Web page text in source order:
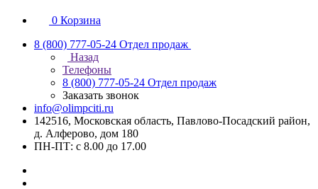
0 Корзина
8 (800) 777-05-24 Отдел продаж
Назад
Телефоны
8 (800) 777-05-24 Отдел продаж
Заказать звонок
info@olimpciti.ru
142516, Московская область, Павлово-Посадский район,
д. Алферово, дом 180
ПН-ПТ: с 8.00 до 17.00